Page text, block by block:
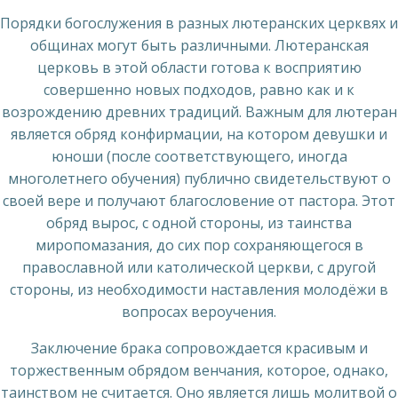
Порядки богослужения в разных лютеранских церквях и
общинах могут быть различными. Лютеранская
церковь в этой области готова к восприятию
совершенно новых подходов, равно как и к
возрождению древних традиций. Важным для лютеран
является обряд конфирмации, на котором девушки и
юноши (после соответствующего, иногда
многолетнего обучения) публично свидетельствуют о
своей вере и получают благословение от пастора. Этот
обряд вырос, с одной стороны, из таинства
миропомазания, до сих пор сохраняющегося в
православной или католической церкви, с другой
стороны, из необходимости наставления молодёжи в
вопросах вероучения.
Заключение брака сопровождается красивым и
торжественным обрядом венчания, которое, однако,
таинством не считается. Оно является лишь молитвой о